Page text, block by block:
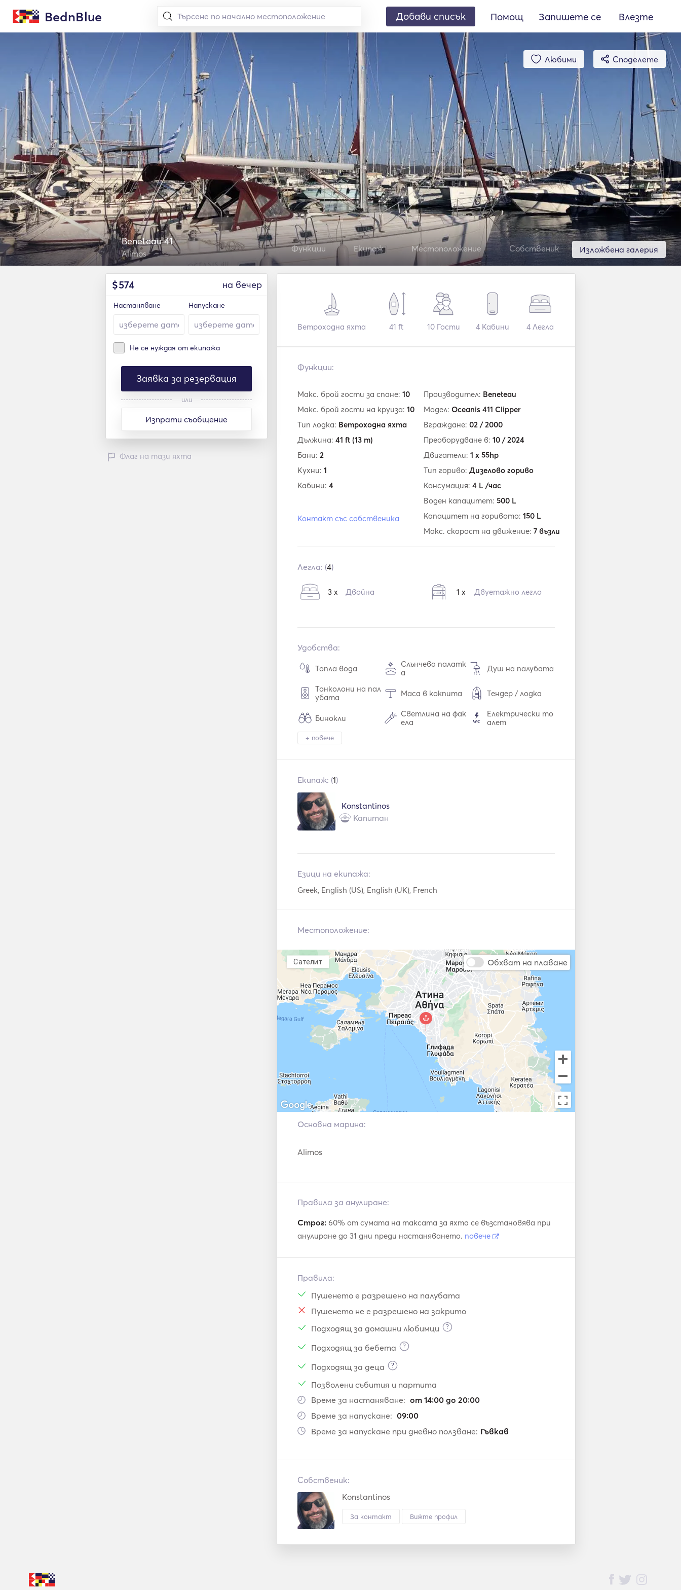
BednBlue Добави списък Помощ Запишете се Влезте
Любими Споделете
Изложбена галерия
Beneteau 41
Alimos Функции Екипаж Местоположение Собственик
$574 на вечер
Настаняване Напускане
Не се нуждая от екипажа
Заявка за резервация
или
Изпрати съобщение
Флаг на тази яхта
Ветроходна яхта 41 ft 10Гости 4 Кабини 4Легла
Функции:
Макс. брой гости за спане: 10
Макс. брой гости на круиза: 10
Тип лодка: Ветроходна яхта
Дължина: 41 ft (13 m)
Бани: 2
Кухни: 1
Кабини: 4
Контакт със собственика
Производител: Beneteau
Модел: Oceanis 411 Clipper
Вграждане: 02 / 2000
Преоборудване в: 10 / 2024
Двигатели: 1 x 55hp
Тип гориво: Дизелово гориво
Консумация: 4 L /час
Воден капацитет: 500 L
Капацитет на горивото: 150 L
Макс. скорост на движение: 7 възли
Легла: (4)
3 x Двойна 1 x Двуетажно легло
Удобства:
Топла вода
Слънчева палатк
а
Душ на палубата
Тонколони на пал
убата
Маса в кокпита Тендер / лодка
Бинокли
Светлина на фак
ела
Електрически то
алет
Хладилник
Mp3 плейър / рад
ио / CD
Дъска за падел
Електрическа ко
стема
Метеостанция
+ повече
Екипаж: (1)
Konstantinos
Капитан
Езици на екипажа:
Greek, English (US), English (UK), French
Местоположение:
Обхват на плаване
Сателит
Основна марина:
Alimos
Правила за анулиране:
Строг: 60% от сумата на таксата за яхта се възстановява при
анулиране до 31 дни преди настаняването. повече
Правила:
Пушенето е разрешено на палубата
Пушенето не е разрешено на закрито
Подходящ за домашни любимци
?
Подходящ за бебета ?
Подходящ за деца ?
Позволени събития и партита
Време за настаняване: от 14:00 до 20:00
Време за напускане: 09:00
Време за напускане при дневно ползване: Гъвкав
Собственик:
Konstantinos
За контакт Вижте профил